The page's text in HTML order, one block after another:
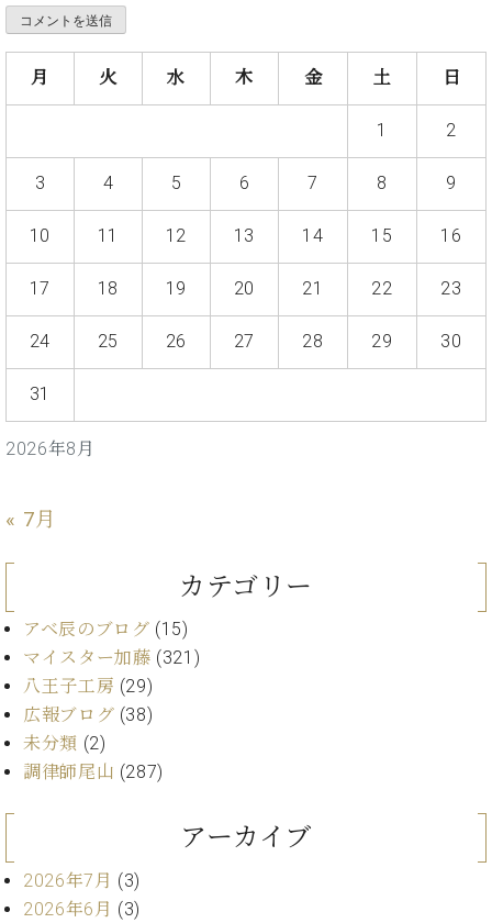
ホ
フ
ン
ロ
ッ
ナ
ィ
シ
ョ
ン
W.
ホ
ヴ
ィ
内
：
技
術
タ
ッ
フ
ご
挨
紹
介
2026年8月
月 火 水 木 金 土 日
1 2
3 4 5 6 7 8 9
10 11 12 13 14 15 16
17 18 19 20 21 22 23
24 25 26 27 28 29 30
31
« 7月
カテゴリー
アベ辰のブログ (15)
マイスター加藤 (321)
八王子工房 (29)
広報ブログ (38)
未分類 (2)
調律師尾山 (287)
アーカイブ
2026年7月 (3)
2026年6月 (3)